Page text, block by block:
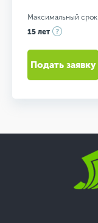
Максимальный срок
15 лет
Подать заявку